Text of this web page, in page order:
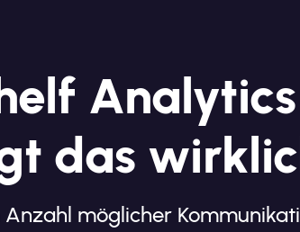
das
möglicher